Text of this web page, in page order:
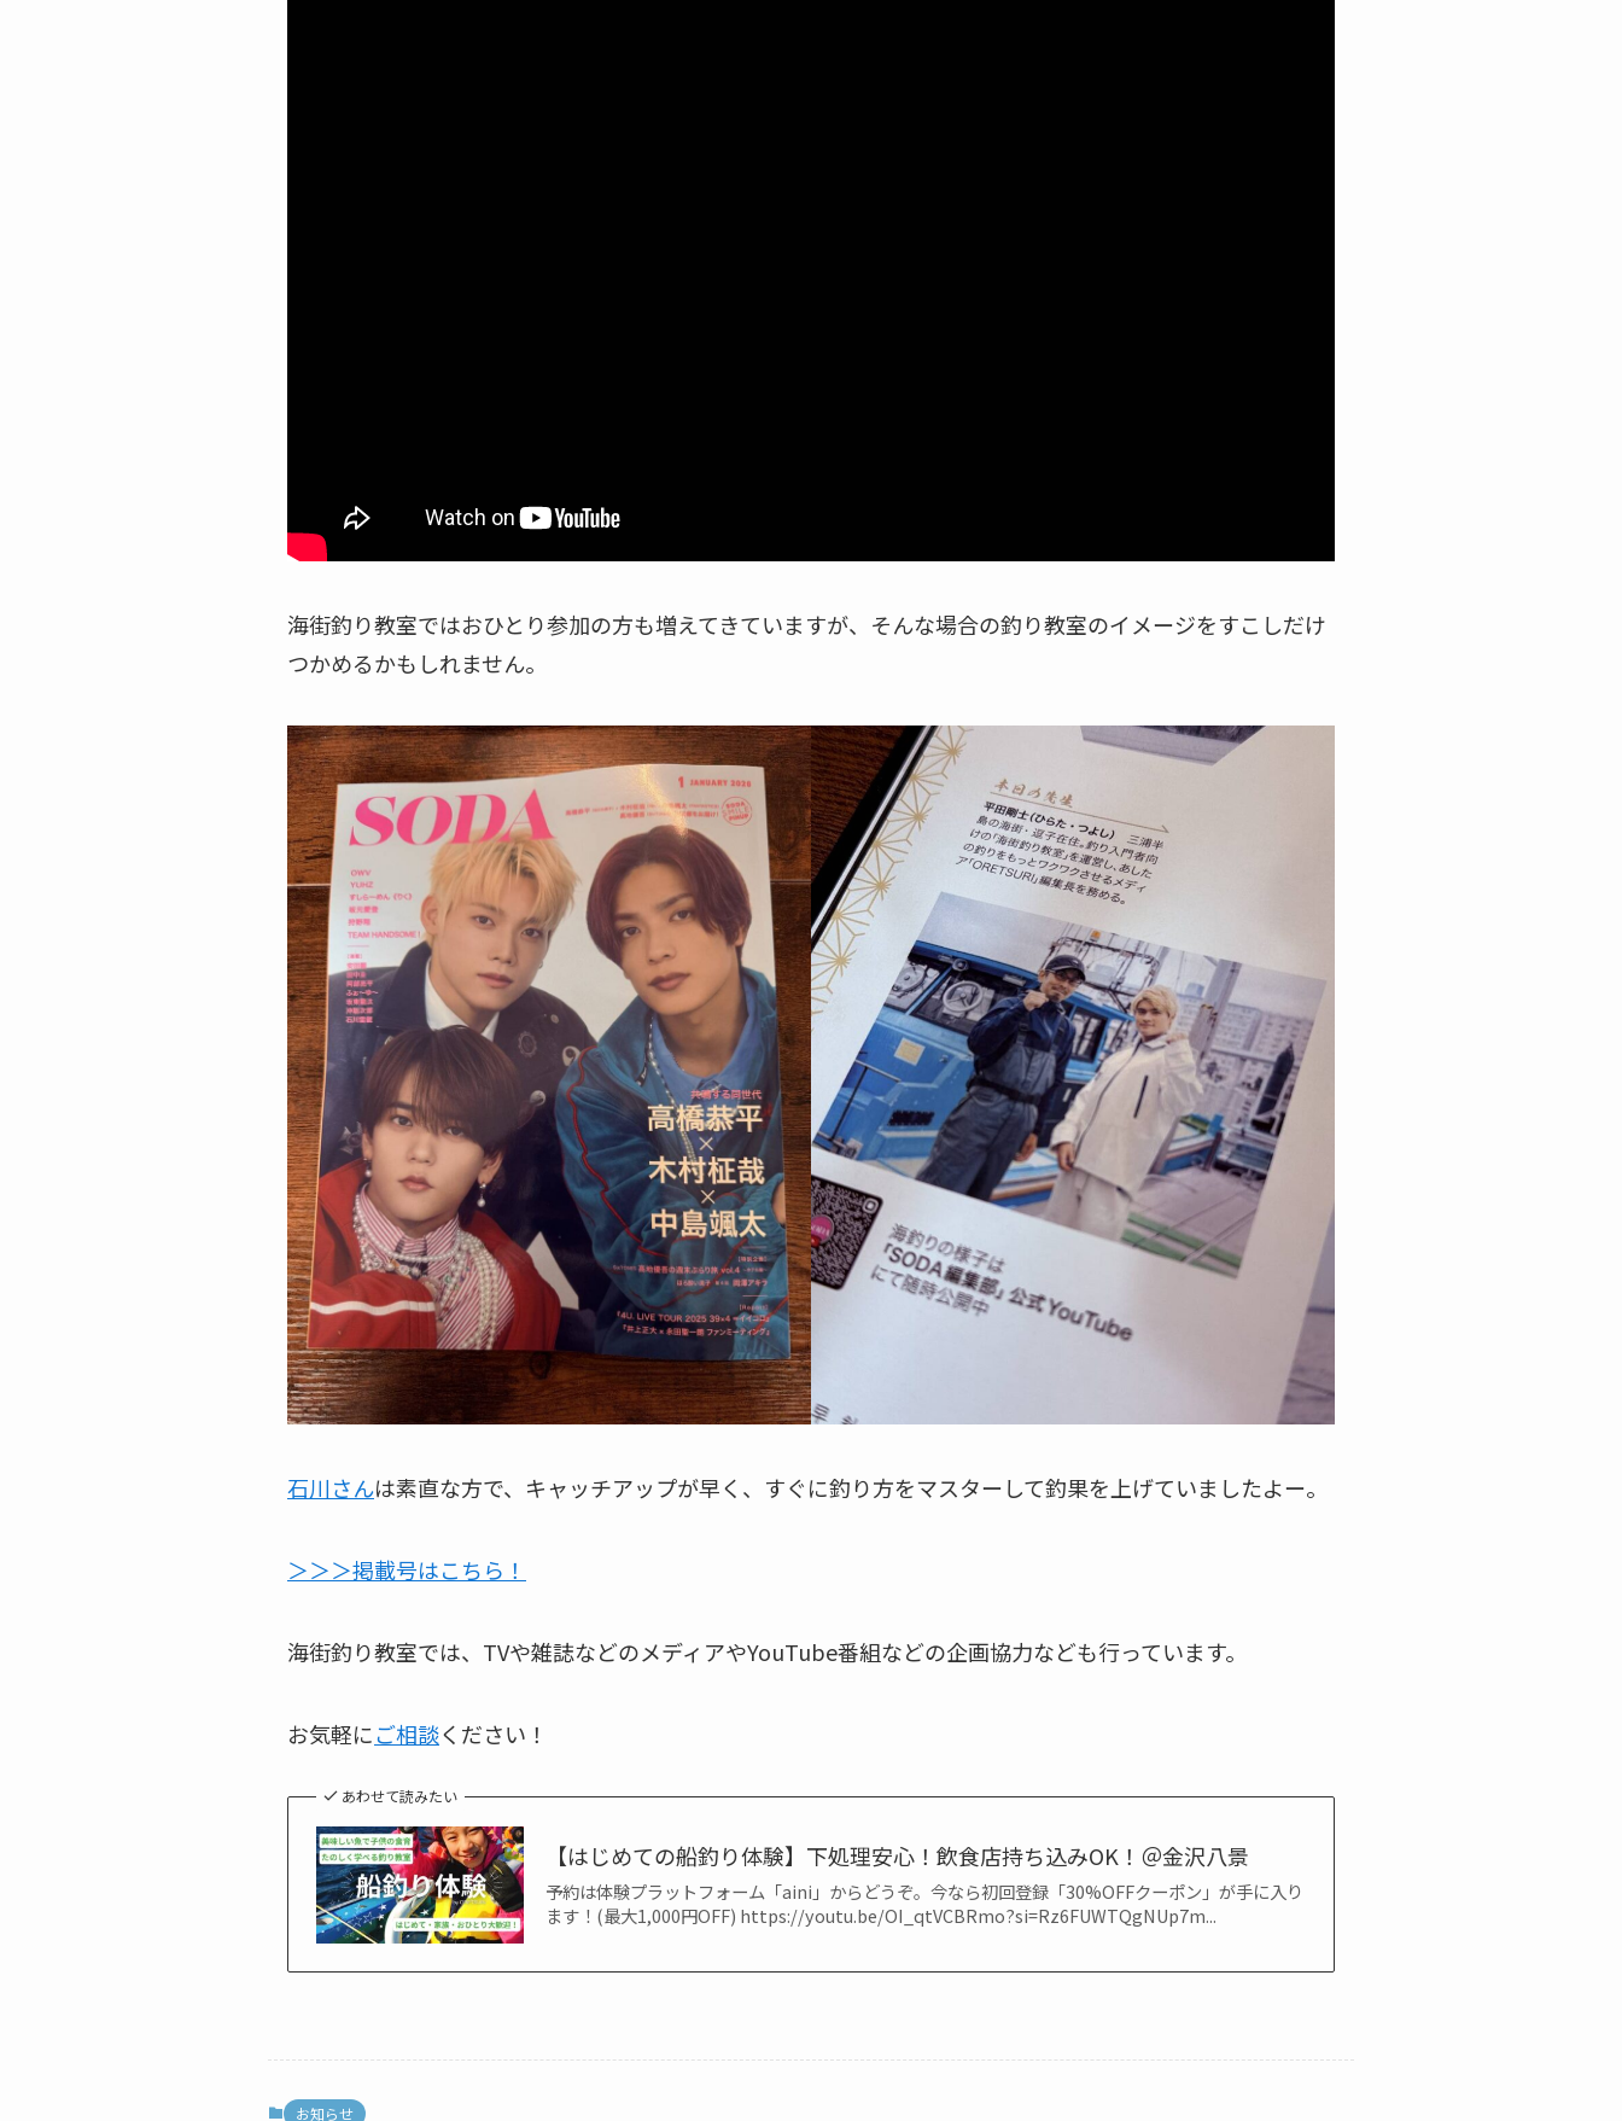
海街釣り教室ではおひとり参加の方も増えてきていますが、そんな場合の釣り教室のイメージをすこしだけ
つかめるかもしれません。
石川さんは素直な方で、キャッチアップが早く、すぐに釣り方をマスターして釣果を上げていましたよー。
＞＞＞掲載号はこちら！
海街釣り教室では、TVや雑誌などのメディアやYouTube番組などの企画協力なども行っています。
お気軽にご相談ください！
あわせて読みたい
【はじめての船釣り体験】下処理安心！飲食店持ち込みOK！＠金沢八景
予約は体験プラットフォーム「aini」からどうぞ。今なら初回登録「30%OFFクーポン」が手に入り
ます！(最大1,000円OFF) https://youtu.be/OI_qtVCBRmo?si=Rz6FUWTQgNUp7m...
お知らせ